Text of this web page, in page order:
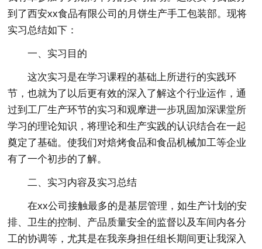
到了西安xx食品有限公司的月饼生产手工包装部。现将
实习总结如下：
一、实习目的
这次实习是在学习课程的基础上所进行的实践环
节，也就为了以后更有效的深入了解这个行业运作，通
过到工厂生产环节的实习和观摩进一步巩固加深课堂所
学习的理论知识，将理论和生产实践的认识结合在一起
奠定了基础。使我们对焙烤食品和食品机械加工等企业
有了一个初步的了解。
二、实习内容及实习总结
在xx公司接触最多的是基层管理，如生产计划的安
排、卫生的控制、产品质量安全的监督以及车间内各分
工的协调等，尤其是在我亲身担任组长期间更让我深入